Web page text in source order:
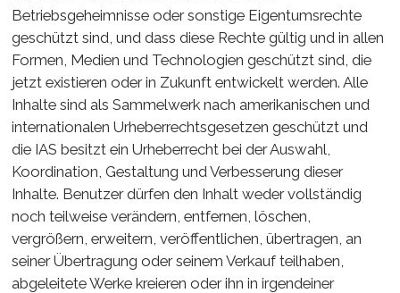
Betriebsgeheimnisse oder sonstige Eigentumsrechte
geschützt sind, und dass diese Rechte gültig und in allen
Formen, Medien und Technologien geschützt sind, die
jetzt existieren oder in Zukunft entwickelt werden. Alle
Inhalte sind als Sammelwerk nach amerikanischen und
internationalen Urheberrechtsgesetzen geschützt und
die IAS besitzt ein Urheberrecht bei der Auswahl,
Koordination, Gestaltung und Verbesserung dieser
Inhalte. Benutzer dürfen den Inhalt weder vollständig
noch teilweise verändern, entfernen, löschen,
vergrößern, erweitern, veröffentlichen, übertragen, an
seiner Übertragung oder seinem Verkauf teilhaben,
abgeleitete Werke kreieren oder ihn in irgendeiner